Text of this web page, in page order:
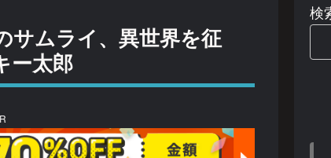
サムライ、異世界を征
ー太郎
検